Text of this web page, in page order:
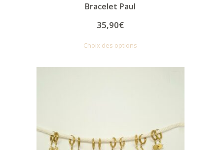
Bracelet Paul
35,90€
Choix des options